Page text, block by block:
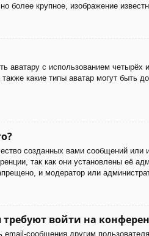
более крупное, изображение
с использованием
какие типы аватар могут
созданных вами сообщений
так как они установлены её
и модератор или
требуют войти на
email-сообщения другим